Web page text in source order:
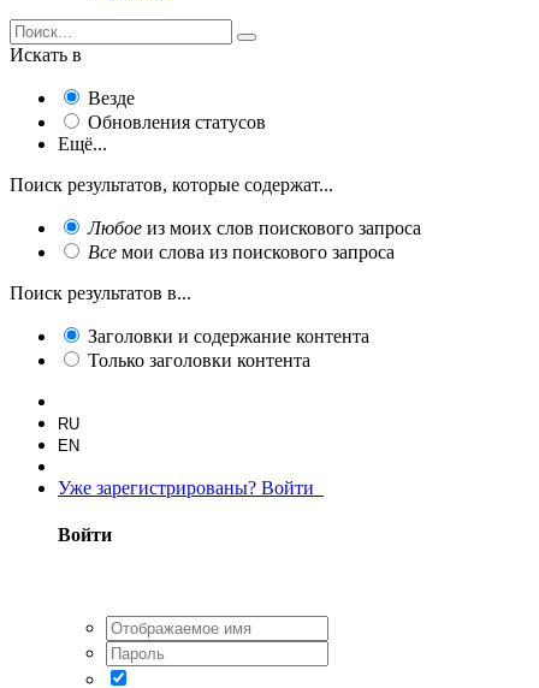
Искать в
Везде
Обновления статусов
Ещё...
Поиск результатов, которые содержат...
Любое из моих слов поискового запроса
Все мои слова из поискового запроса
Поиск результатов в...
Заголовки и содержание контента
Только заголовки контента
RU
EN
Уже зарегистрированы? Войти
Войти